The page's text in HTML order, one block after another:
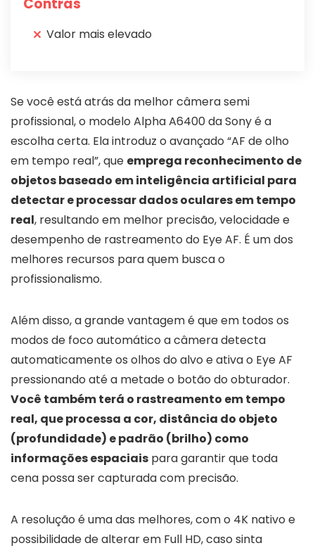
Valor mais elevado
Se você está atrás da melhor câmera semi
profissional, o modelo Alpha A6400 da Sony é a
escolha certa. Ela introduz o avançado “AF de olho
em tempo real”, que emprega reconhecimento de
objetos baseado em inteligência artificial para
detectar e processar dados oculares em tempo
real, resultando em melhor precisão, velocidade e
desempenho de rastreamento do Eye AF. É um dos
melhores recursos para quem busca o
profissionalismo.
Além disso, a grande vantagem é que em todos os
modos de foco automático a câmera detecta
automaticamente os olhos do alvo e ativa o Eye AF
pressionando até a metade o botão do obturador.
Você também terá o rastreamento em tempo
real, que processa a cor, distância do objeto
(profundidade) e padrão (brilho) como
informações espaciais para garantir que toda
cena possa ser capturada com precisão.
A resolução é uma das melhores, com o 4K nativo e
possibilidade de alterar em Full HD, caso sinta